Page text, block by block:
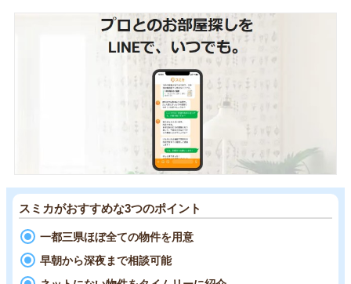
スミカがおすすめな3つのポイント
一都三県ほぼ全ての物件を用意
早朝から深夜まで相談可能